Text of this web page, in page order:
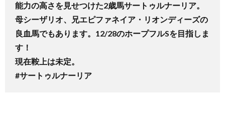
能力の高さを見せつけた2歳馬サートゥルナーリア。
母シーザリオ、兄エピファネイア・リオンディーズの
良血馬でもあります。12/28のホープフルSを目指しま
す！
現在鞍上は未定。
#サートゥルナーリア